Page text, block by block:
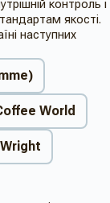
контроль і
якості.
наступних
World